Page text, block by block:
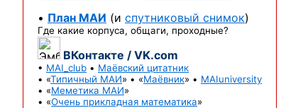
• План МАИ (и спутниковый снимок)
Где какие корпуса, общаги, проходные?
ВКонтакте / VK.com
• MAI_club • Маёвский цитатник
• «Типичный МАИ» • «Маёвник» • MAIuniversity
• «Меметика МАИ»
• «Очень прикладная математика»